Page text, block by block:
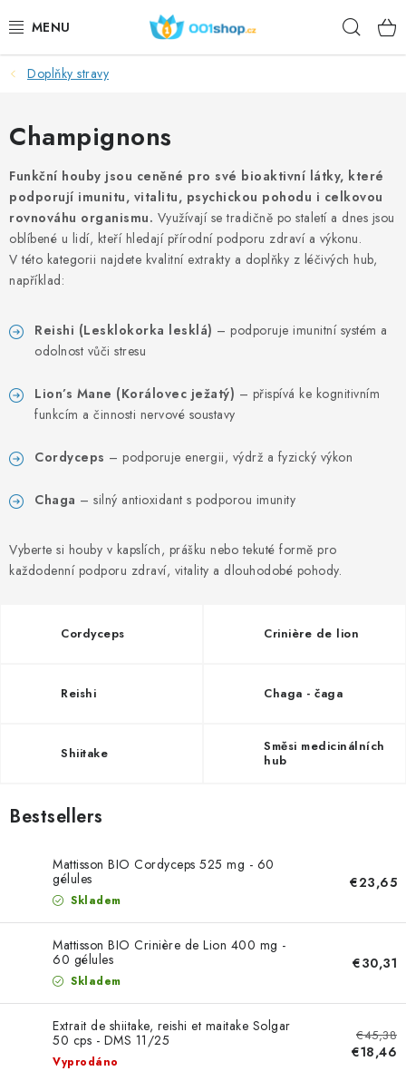
au
DOPLŇKY STRAVY
PRODUITS DE BEAUTÉ
SPORT
DENRÉES ALIMENTAIRES
SUJETS
DÁRKY PRO ZDRAVÍ
PORADNA
MARQUES
Jak nakupovat
Obchodní podmínky
Natural Health Store
Glossaire
Plan du site
Doplňky stravy
Champignons
Funkční houby jsou ceněné pro své bioaktivní látky, které
podporují imunitu, vitalitu, psychickou pohodu i celkovou
rovnováhu organismu. Využívají se tradičně po staletí a dnes jsou
oblíbené u lidí, kteří hledají přírodní podporu zdraví a výkonu.
V této kategorii najdete kvalitní extrakty a doplňky z léčivých hub,
například:
Reishi (Lesklokorka lesklá) – podporuje imunitní systém a
odolnost vůči stresu
Lion’s Mane (Korálovec ježatý) – přispívá ke kognitivním
funkcím a činnosti nervové soustavy
Cordyceps – podporuje energii, výdrž a fyzický výkon
Chaga – silný antioxidant s podporou imunity
Vyberte si houby v kapslích, prášku nebo tekuté formě pro
každodenní podporu zdraví, vitality a dlouhodobé pohody.
Cordyceps Crinière de lion
Reishi Chaga - čaga
Shiitake
Směsi medicinálních
hub
Bestsellers
Mattisson BIO Cordyceps 525 mg - 60
gélules
Skladem
€23,65
Mattisson BIO Crinière de Lion 400 mg -
60 gélules
Skladem
€30,31
Extrait de shiitake, reishi et maitake Solgar
50 cps - DMS 11/25
Vyprodáno
€45,38
€18,46